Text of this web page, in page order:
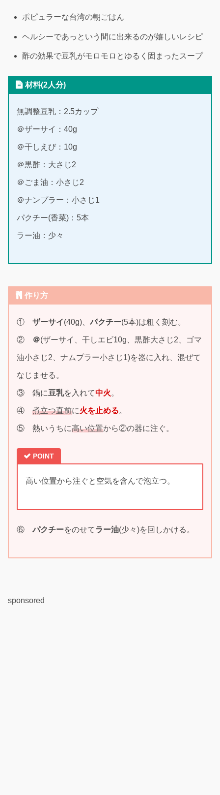
ポピュラーな台湾の朝ごはん
ヘルシーであっという間に出来るのが嬉しいレシピ
酢の効果で豆乳がモロモロとゆるく固まったスープ
材料(2人分)
無調整豆乳：2.5カップ
＠ザーサイ：40g
＠干しえび：10g
＠黒酢：大さじ2
＠ごま油：小さじ2
＠ナンプラー：小さじ1
パクチー(香菜)：5本
ラー油：少々
作り方
① ザーサイ(40g)、 パクチー(5本)は粗く刻む。
② ＠(ザーサイ、干しエビ10g、黒酢大さじ2、ゴマ
油小さじ2、ナムプラー小さじ1)を器に入れ、混ぜて
なじませる。
③ 鍋に豆乳を入れて中火。
④ 煮立つ直前に火を止める。
⑤ 熱いうちに高い位置から②の器に注ぐ。
POINT
高い位置から注ぐと空気を含んで泡立つ。
⑥ パクチーをのせてラー油(少々)を回しかける。
sponsored